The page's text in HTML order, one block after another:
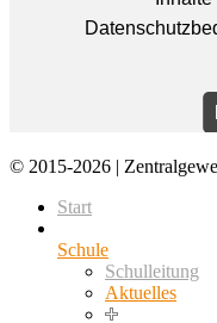
© 2015-2026 |
Start
Schule
Schulleitung
Aktuelles